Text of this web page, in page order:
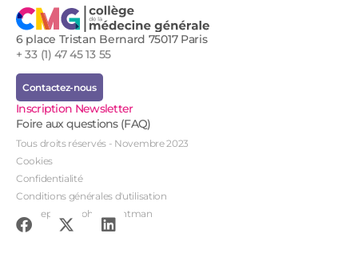
6 place Tristan Bernard 75017 Paris
+ 33 (1) 47 45 13 55
Contactez-nous
Inscription Newsletter
Foire aux questions (FAQ)
Tous droits réservés - Novembre 2023
Cookies
Confidentialité
Conditions générales d'utilisation
Conception : John Brightman